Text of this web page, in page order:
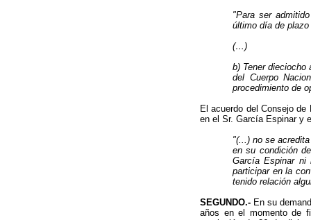
"Para ser
último día de
(…)
b) Tener dieciocho
del Cuerpo
procedimiento de
El acuerdo del Consejo
en el Sr. García Espinar y
"(...) no se
en su condición
García Espinar ni
participar en la
tenido relación
SEGUNDO.- En su
años en el momento de